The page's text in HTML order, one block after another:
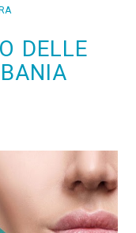
DELLE